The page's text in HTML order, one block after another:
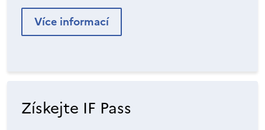
Více informací
Získejte IF Pass